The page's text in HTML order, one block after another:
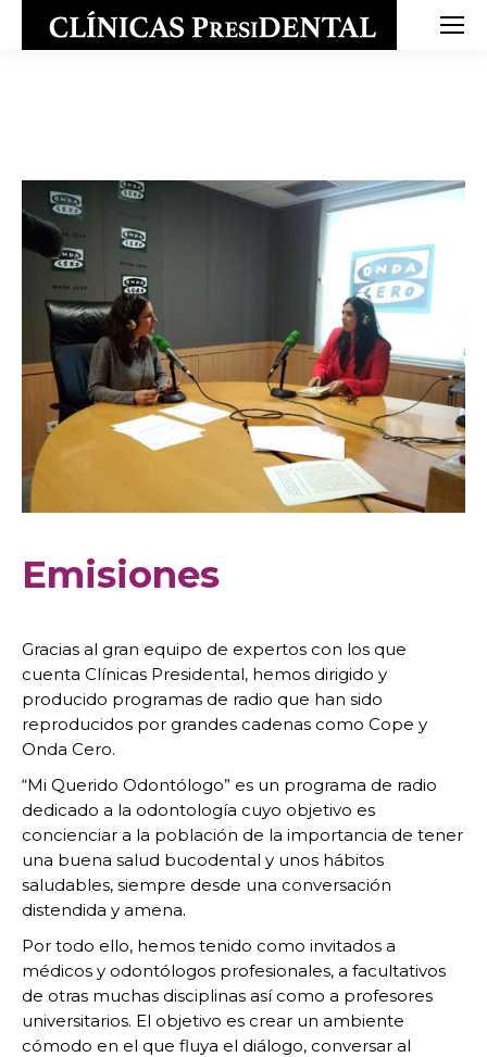
Emisiones
Gracias al gran equipo de expertos con los que
cuenta Clínicas Presidental, hemos dirigido y
producido programas de radio que han sido
reproducidos por grandes cadenas como Cope y
Onda Cero.
“Mi Querido Odontólogo” es un programa de radio
dedicado a la odontología cuyo objetivo es
concienciar a la población de la importancia de tener
una buena salud bucodental y unos hábitos
saludables, siempre desde una conversación
distendida y amena.
Por todo ello, hemos tenido como invitados a
médicos y odontólogos profesionales, a facultativos
de otras muchas disciplinas así como a profesores
universitarios. El objetivo es crear un ambiente
cómodo en el que fluya el diálogo, conversar al